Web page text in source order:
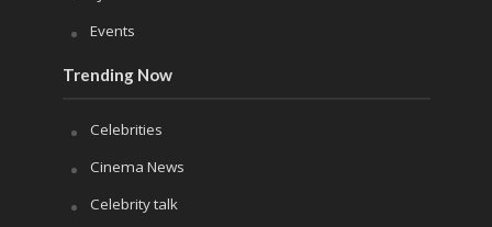
Events
Trending Now
Celebrities
Cinema News
Celebrity talk